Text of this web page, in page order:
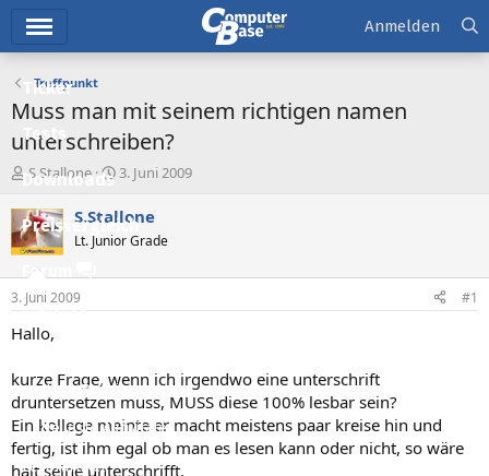
Ticker
Tests
Downloads
Preisvergleich
Forum
Aktuelles
Neue Beiträge
Neueste Aktivitäten
Leserartikel
Anmelden
Treffpunkt
Muss man mit seinem richtigen namen
unterschreiben?
E
r
s
t
e
e
r
S.Stallone
E
s
e
t
3. Juni 2009
S.Stallone
Lt. Junior Grade
3. Juni 2009 #1
Hallo,
kurze Frage, wenn ich irgendwo eine unterschrift
druntersetzen muss, MUSS diese 100% lesbar sein?
Ein kollege meinte er macht meistens paar kreise hin und
fertig, ist ihm egal ob man es lesen kann oder nicht, so wäre
halt seine unterschrifft.